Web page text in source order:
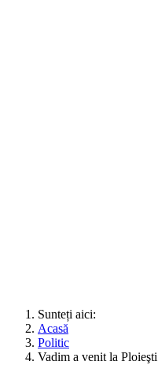
Sunteți aici:
Acasă
Politic
Vadim a venit la Ploieşti